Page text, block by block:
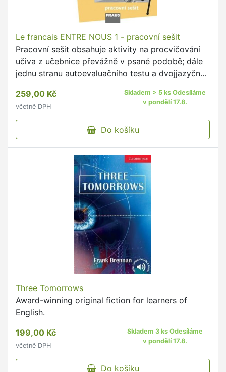
Le francais ENTRE NOUS 1 - pracovní sešit
Pracovní sešit obsahuje aktivity na procvičování
učiva z učebnice převážně v psané podobě; dále
jednu stranu autoevaluačního testu a dvojjazyčný
259,00 Kč
včetně DPH
Skladem > 5 ks Odesíláme
v pondělí 17.8.
Do košíku
Three Tomorrows
Award-winning original fiction for learners of
English.
199,00 Kč
včetně DPH
Skladem 3 ks Odesíláme
v pondělí 17.8.
Do košíku